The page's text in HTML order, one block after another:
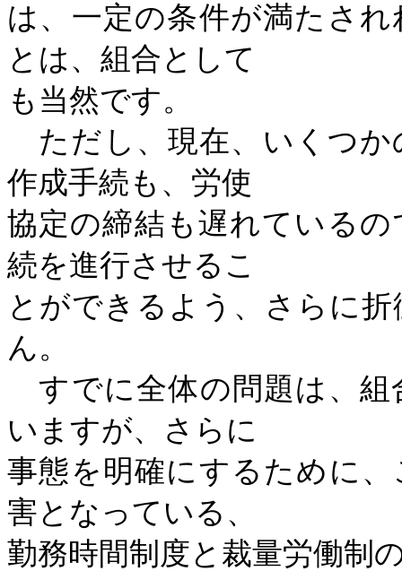
は、一定の条件が満たさ
とは、組合として
も当然です。
ただし、現在、いくつか
作成手続も、労使
協定の締結も遅れている
続を進行させるこ
とができるよう、さらに
ん。
すでに全体の問題は、組
いますが、さらに
事態を明確にするために
害となっている、
勤務時間制度と裁量労働制